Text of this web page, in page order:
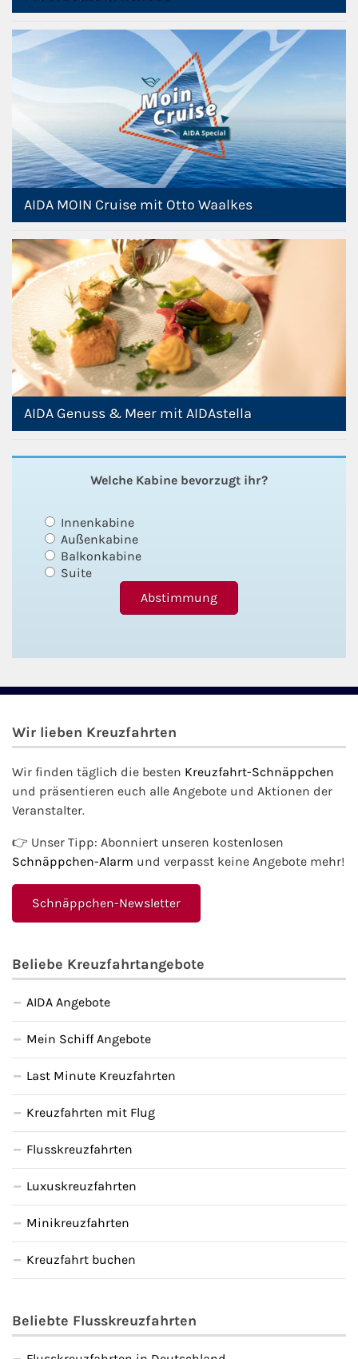
AIDA MOIN Cruise mit Otto Waalkes
AIDA Genuss & Meer mit AIDAstella
Welche Kabine bevorzugt ihr?
Innenkabine
Außenkabine
Balkonkabine
Suite
Wir lieben Kreuzfahrten
Wir finden täglich die besten Kreuzfahrt-Schnäppchen
und präsentieren euch alle Angebote und Aktionen der
Veranstalter.
👉 Unser Tipp: Abonniert unseren kostenlosen
Schnäppchen-Alarm und verpasst keine Angebote mehr!
Schnäppchen-Newsletter
Beliebe Kreuzfahrtangebote
AIDA Angebote
Mein Schiff Angebote
Last Minute Kreuzfahrten
Kreuzfahrten mit Flug
Flusskreuzfahrten
Luxuskreuzfahrten
Minikreuzfahrten
Kreuzfahrt buchen
Beliebte Flusskreuzfahrten